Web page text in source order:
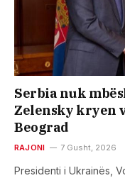
Serbia nuk
Zelensky kryen
Beograd
RAJONI 7 Gusht, 2026
Presidenti i Ukrainës,